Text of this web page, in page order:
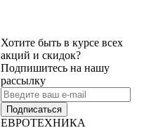
Хотите быть в курсе всех
акций и скидок?
Подпишитесь на нашу
рассылку
Подписаться
ЕВРОТЕХНИКА